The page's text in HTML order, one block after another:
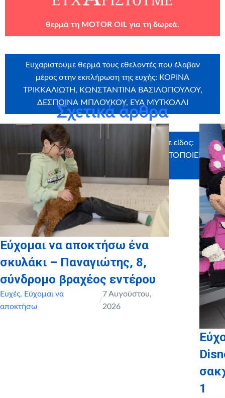
θερμά τη MOTOR OIL για τη δωρεά.
Ευχαριστούμε θερμά τους εθελοντές που έλαβαν
μέρος στην εκπλήρωση της ευχής: ΚΟΡΙΝΑ
ΤΡΙΚΚΑΛΙΩΤΗ, ΚΩΝΣΤΑΝΤΙΝΑ ΒΑΣΙΛΟΠΟΥΛΟΥ,
ΔΕΣΠΟΙΝΑ ΜΠΛΟΥΚΟΥ, ΕΥΑ ΜΥΤΚΟΛΛΙ
Ευχαριστούμε θερμά τους χορηγούς σε είδος:
PHOTOTECH, Σκλαρής άρτος & γλυκό, ΑΡΤΟΠΟΙΕΙΟ
Ο ΣΤΕΛΙΟΣ, myikona, Craftbox
Σχετικά άρθρα
Εύχομαι να αποκτήσω ένα
σκυλάκι – Παναγιώτης, 8,
σύνδρομο βραχέος εντέρου
Ευχές, Εύχομαι να
αποκτήσω
/
7 Αυγούστου,
2026
1